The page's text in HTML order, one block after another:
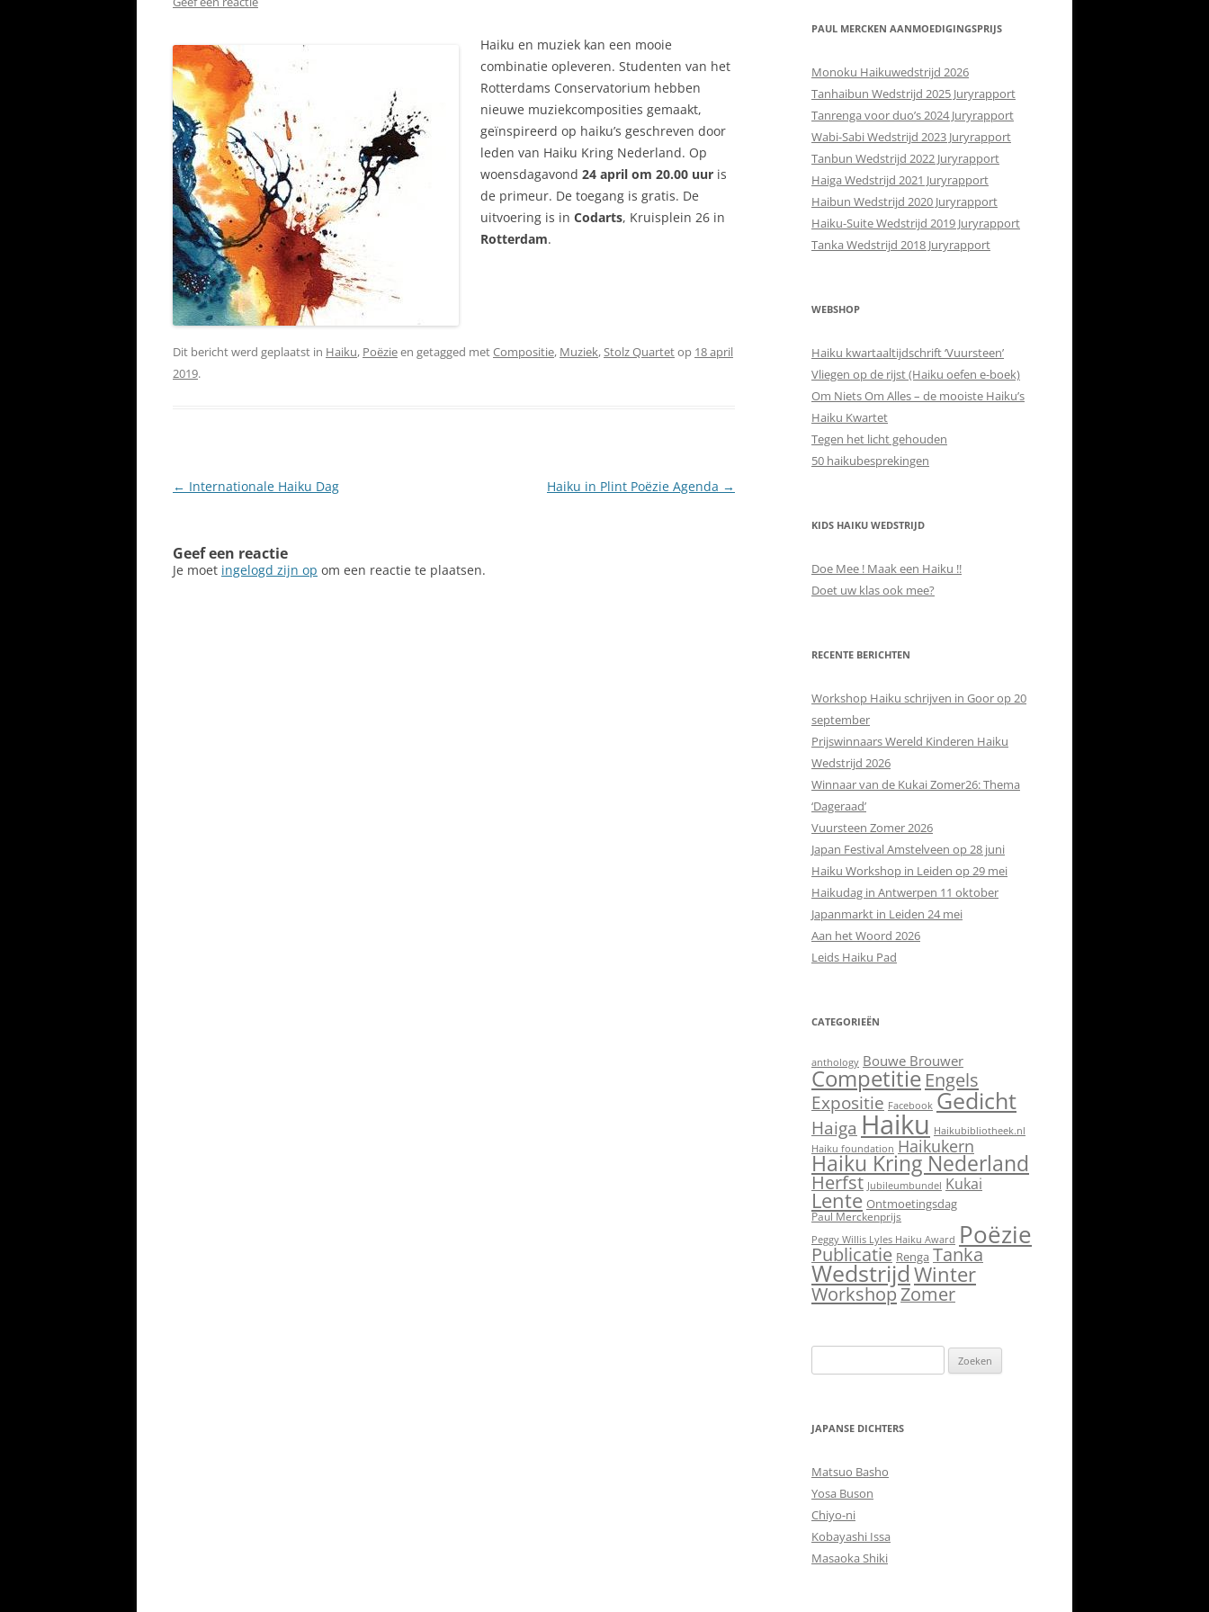
PERS CONTACT
Haiku en muziek kan een mooie
combinatie opleveren. Studenten van het
Rotterdams Conservatorium hebben
nieuwe muziekcomposities gemaakt,
geïnspireerd op haiku’s geschreven door
leden van Haiku Kring Nederland. Op
woensdagavond 24 april om 20.00 uur is
de primeur. De toegang is gratis. De
uitvoering is in Codarts, Kruisplein 26 in
Rotterdam.
Dit bericht werd geplaatst in Haiku, Poëzieen getagged metCompositie, Muziek,Stolz Quartetop 18 april
2019.
Berichtnavigatie
← Internationale Haiku Dag Haiku in Plint Poëzie Agenda →
Geef een reactie
Je moet ingelogd zijn op om een reactie te plaatsen.
PAUL MERCKEN AANMOEDIGINGSPRIJS
Monoku Haikuwedstrijd 2026
Tanhaibun Wedstrijd 2025 Juryrapport
Tanrenga voor duo’s 2024 Juryrapport
Wabi-Sabi Wedstrijd 2023 Juryrapport
Tanbun Wedstrijd 2022 Juryrapport
Haiga Wedstrijd 2021 Juryrapport
Haibun Wedstrijd 2020 Juryrapport
Haiku-Suite Wedstrijd 2019 Juryrapport
Tanka Wedstrijd 2018 Juryrapport
WEBSHOP
Haiku kwartaaltijdschrift ‘Vuursteen’
Vliegen op de rijst (Haiku oefen e-boek)
Om Niets Om Alles – de mooiste Haiku’s
Haiku Kwartet
Tegen het licht gehouden
50 haikubesprekingen
KIDS HAIKU WEDSTRIJD
Doe Mee ! Maak een Haiku !!
Doet uw klas ook mee?
RECENTE BERICHTEN
Workshop Haiku schrijven in Goor op 20
september
Prijswinnaars Wereld Kinderen Haiku
Wedstrijd 2026
Winnaar van de Kukai Zomer26: Thema
‘Dageraad’
Vuursteen Zomer 2026
Japan Festival Amstelveen op 28 juni
Haiku Workshop in Leiden op 29 mei
Haikudag in Antwerpen 11 oktober
Japanmarkt in Leiden 24 mei
Aan het Woord 2026
Leids Haiku Pad
CATEGORIEËN
anthology Bouwe Brouwer
Competitie Engels
Expositie Facebook Gedicht
Haiga Haiku Haikubibliotheek.nl
Haiku foundation Haikukern
Haiku Kring Nederland
Herfst Jubileumbundel Kukai
Lente Ontmoetingsdag
Paul Merckenprijs
Peggy Willis Lyles Haiku Award Poëzie
Publicatie Renga Tanka
WedstrijdWinter
WorkshopZomer
naar:
JAPANSE DICHTERS
Matsuo Basho
Yosa Buson
Chiyo-ni
Kobayashi Issa
Masaoka Shiki